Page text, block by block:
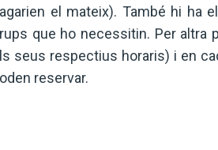
el mateix). També hi ha
que ho necessitin. Per altra
seus respectius horaris) i en
reservar.